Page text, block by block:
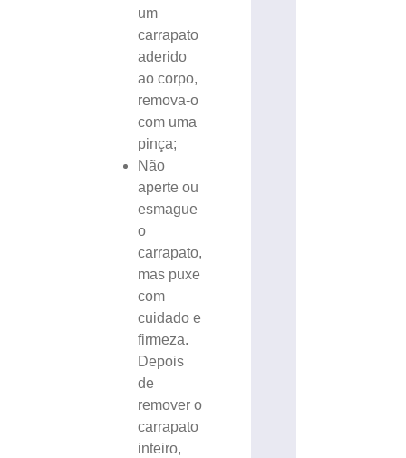
um
carrapato
aderido
ao corpo,
remova-o
com uma
pinça;
Não
aperte ou
esmague
o
carrapato,
mas puxe
com
cuidado e
firmeza.
Depois
de
remover o
carrapato
inteiro,